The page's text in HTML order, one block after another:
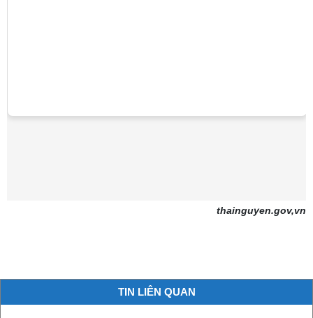
thainguyen.gov,vn
TIN LIÊN QUAN